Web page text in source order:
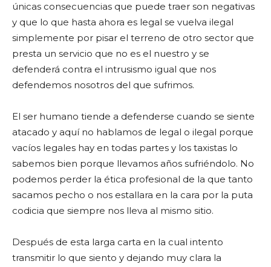
únicas consecuencias que puede traer son negativas
y que lo que hasta ahora es legal se vuelva ilegal
simplemente por pisar el terreno de otro sector que
presta un servicio que no es el nuestro y se
defenderá contra el intrusismo igual que nos
defendemos nosotros del que sufrimos.
El ser humano tiende a defenderse cuando se siente
atacado y aquí no hablamos de legal o ilegal porque
vacíos legales hay en todas partes y los taxistas lo
sabemos bien porque llevamos años sufriéndolo. No
podemos perder la ética profesional de la que tanto
sacamos pecho o nos estallara en la cara por la puta
codicia que siempre nos lleva al mismo sitio.
Después de esta larga carta en la cual intento
transmitir lo que siento y dejando muy clara la